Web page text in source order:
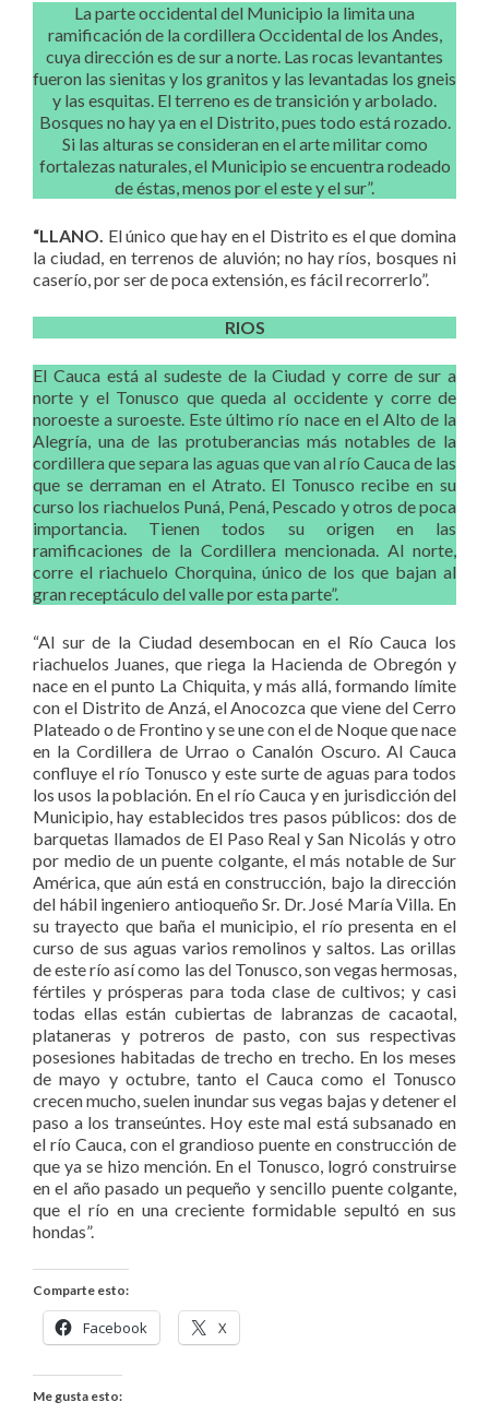
La parte occidental del Municipio la limita una
ramificación de la cordillera Occidental de los Andes,
cuya dirección es de sur a norte. Las rocas levantantes
fueron las sienitas y los granitos y las levantadas los gneis
y las esquitas. El terreno es de transición y arbolado.
Bosques no hay ya en el Distrito, pues todo está rozado.
Si las alturas se consideran en el arte militar como
fortalezas naturales, el Municipio se encuentra rodeado
de éstas, menos por el este y el sur”.
“LLANO. El único que hay en el Distrito es el que domina
la ciudad, en terrenos de aluvión; no hay ríos, bosques ni
caserío, por ser de poca extensión, es fácil recorrerlo”.
RIOS
El Cauca está al sudeste de la Ciudad y corre de sur a
norte y el Tonusco que queda al occidente y corre de
noroeste a suroeste. Este último río nace en el Alto de la
Alegría, una de las protuberancias más notables de la
cordillera que separa las aguas que van al río Cauca de las
que se derraman en el Atrato. El Tonusco recibe en su
curso los riachuelos Puná, Pená, Pescado y otros de poca
importancia. Tienen todos su origen en las
ramificaciones de la Cordillera mencionada. Al norte,
corre el riachuelo Chorquina, único de los que bajan al
gran receptáculo del valle por esta parte”.
“Al sur de la Ciudad desembocan en el Río Cauca los
riachuelos Juanes, que riega la Hacienda de Obregón y
nace en el punto La Chiquita, y más allá, formando límite
con el Distrito de Anzá, el Anocozca que viene del Cerro
Plateado o de Frontino y se une con el de Noque que nace
en la Cordillera de Urrao o Canalón Oscuro. Al Cauca
confluye el río Tonusco y este surte de aguas para todos
los usos la población. En el río Cauca y en jurisdicción del
Municipio, hay establecidos tres pasos públicos: dos de
barquetas llamados de El Paso Real y San Nicolás y otro
por medio de un puente colgante, el más notable de Sur
América, que aún está en construcción, bajo la dirección
del hábil ingeniero antioqueño Sr. Dr. José María Villa. En
su trayecto que baña el municipio, el río presenta en el
curso de sus aguas varios remolinos y saltos. Las orillas
de este río así como las del Tonusco, son vegas hermosas,
fértiles y prósperas para toda clase de cultivos; y casi
todas ellas están cubiertas de labranzas de cacaotal,
plataneras y potreros de pasto, con sus respectivas
posesiones habitadas de trecho en trecho. En los meses
de mayo y octubre, tanto el Cauca como el Tonusco
crecen mucho, suelen inundar sus vegas bajas y detener el
paso a los transeúntes. Hoy este mal está subsanado en
el río Cauca, con el grandioso puente en construcción de
que ya se hizo mención. En el Tonusco, logró construirse
en el año pasado un pequeño y sencillo puente colgante,
que el río en una creciente formidable sepultó en sus
hondas”.
Comparte esto:
Facebook X
Me gusta esto: